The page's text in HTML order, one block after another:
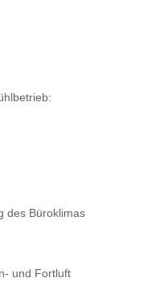
des Büroklimas
und Fortluft